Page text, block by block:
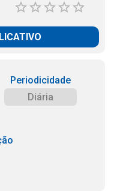
Periodicidade
Diária